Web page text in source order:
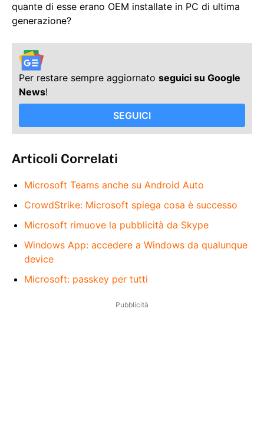
quante di esse erano OEM installate in PC di ultima
generazione?
Per restare sempre aggiornato seguici su Google
News!
SEGUICI
Articoli Correlati
Microsoft Teams anche su Android Auto
CrowdStrike: Microsoft spiega cosa è successo
Microsoft rimuove la pubblicità da Skype
Windows App: accedere a Windows da qualunque
device
Microsoft: passkey per tutti
Pubblicità